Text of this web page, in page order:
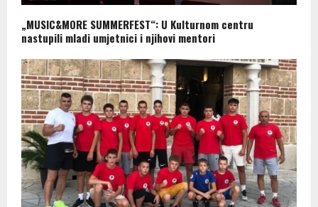
„MUSIC&MORE SUMMERFEST“: U Kulturnom centru
nastupili mladi umjetnici i njihovi mentori